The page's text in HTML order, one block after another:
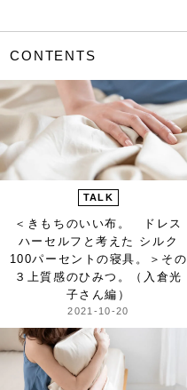
CONTENTS
TALK
＜きもちのいい布。 ドレス
ハーセルフと考えた シルク
100パーセントの寝具。＞ その
３上質感のひみつ。（入倉光
子さん編）
2021-10-20